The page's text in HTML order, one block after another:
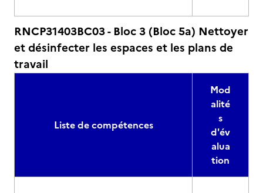
RNCP31403BC03 - Bloc 3 (Bloc 5a) Nettoyer
et désinfecter les espaces et les plans de
travail
Liste de compétences
Mod
alité
s
d'év
alua
tion